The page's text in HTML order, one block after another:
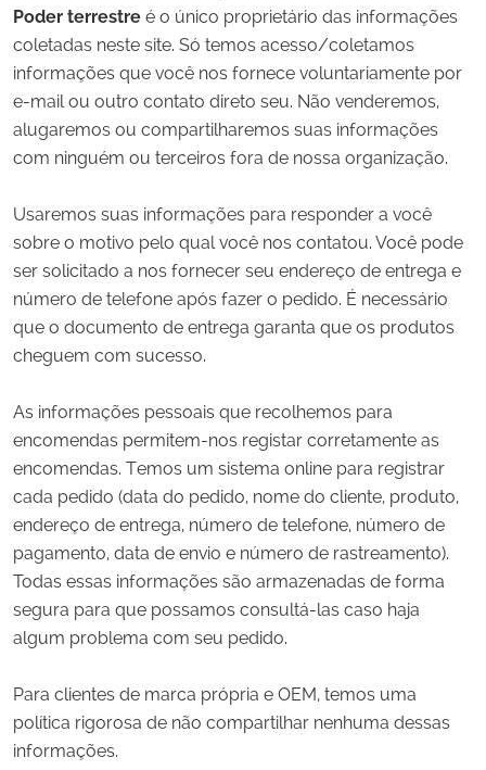
Poder terrestre é o único proprietário das informações
coletadas neste site. Só temos acesso/coletamos
informações que você nos fornece voluntariamente por
e-mail ou outro contato direto seu. Não venderemos,
alugaremos ou compartilharemos suas informações
com ninguém ou terceiros fora de nossa organização.
Usaremos suas informações para responder a você
sobre o motivo pelo qual você nos contatou. Você pode
ser solicitado a nos fornecer seu endereço de entrega e
número de telefone após fazer o pedido. É necessário
que o documento de entrega garanta que os produtos
cheguem com sucesso.
As informações pessoais que recolhemos para
encomendas permitem-nos registar corretamente as
encomendas. Temos um sistema online para registrar
cada pedido (data do pedido, nome do cliente, produto,
endereço de entrega, número de telefone, número de
pagamento, data de envio e número de rastreamento).
Todas essas informações são armazenadas de forma
segura para que possamos consultá-las caso haja
algum problema com seu pedido.
Para clientes de marca própria e OEM, temos uma
política rigorosa de não compartilhar nenhuma dessas
informações.